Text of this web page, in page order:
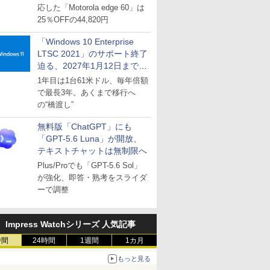
応した「Motorola edge 60」は
25％OFFの44,820円
「Windows 10 Enterprise
LTSC 2021」のサポート終了
迫る、2027年1月12日まで
～ESUは9月1日から販売
1年目は1台61米ドル、毎年倍額
で最長3年。あくまで移行へ
の“橋渡し”
無料版「ChatGPT」にも
「GPT-5.6 Luna」が開放、
テキストチャットは無制限へ
Plus/Proでも「GPT-5.6 Sol」
が強化、即答・熟考をスライダ
ーで調整
Impress Watchシリーズ 人気記事
24時間 1週間 1カ月
もっと見る